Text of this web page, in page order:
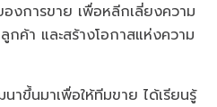
องการขาย เพื่อหลีกเลี่ยงความ
ค้า และสร้างโอกาสแห่งความ
าเพื่อให้ทีมขาย ได้เรียนรู้